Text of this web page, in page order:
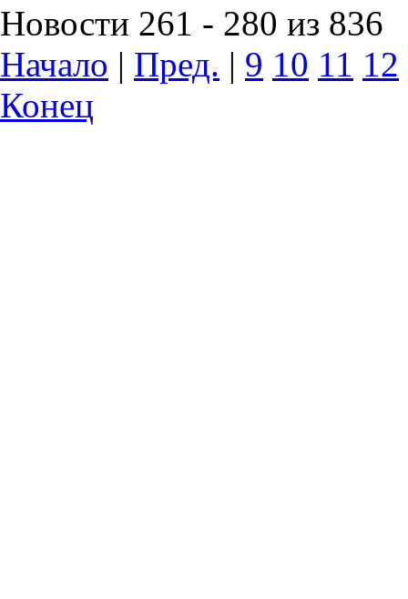
Новости 261 - 280 из 836
Начало | Пред. | 9 10 11 12
Конец